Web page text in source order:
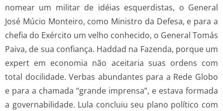
nomear um militar de idéias esquerdistas, o General
José Múcio Monteiro, como Ministro da Defesa, e para a
chefia do Exército um velho conhecido, o General Tomás
Paiva, de sua confiança. Haddad na Fazenda, porque um
expert em economia não aceitaria suas ordens com
total docilidade. Verbas abundantes para a Rede Globo
e para a chamada “grande imprensa”, e estava formada
a governabilidade. Lula concluiu seu plano político com